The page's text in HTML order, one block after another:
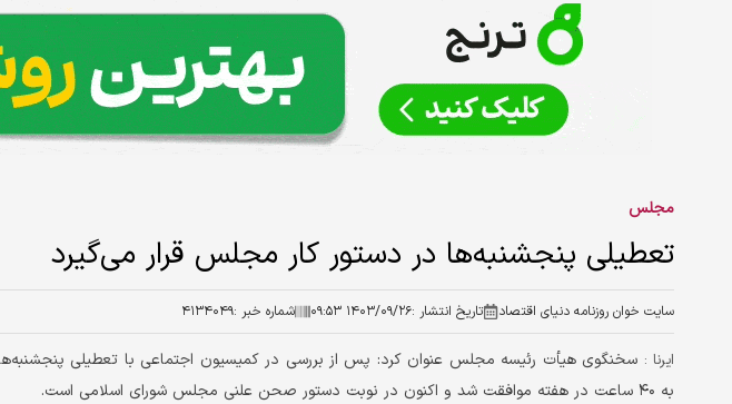
مجلس
تعطیلی پنجشنبه‌ها در دستور کار مجلس قرار می‌گیرد
سایت خوان روزنامه دنیای اقتصاد تاریخ انتشار :۱۴۰۳/۰۹/۲۶ ۰۹:۵۳ شماره خبر :۴۱۳۴۰۴۹
ایرنا :
به ۴۰ ساعت در هفته موافقت شد و اکنون در نوبت دستور صحن علنی مجلس شورای اسلامی است.